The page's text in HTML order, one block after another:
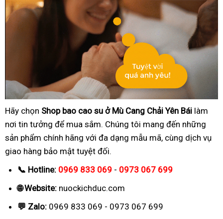
Hãy chọn Shop bao cao su ở Mù Cang Chải Yên Bái làm
nơi tin tưởng để mua sắm. Chúng tôi mang đến những
sản phẩm chính hãng với đa dạng mẫu mã, cùng dịch vụ
giao hàng bảo mật tuyệt đối.
📞 Hotline: 0969 833 069 - 0973 067 699
🌐 Website: nuockichduc.com
💬 Zalo: 0969 833 069 - 0973 067 699